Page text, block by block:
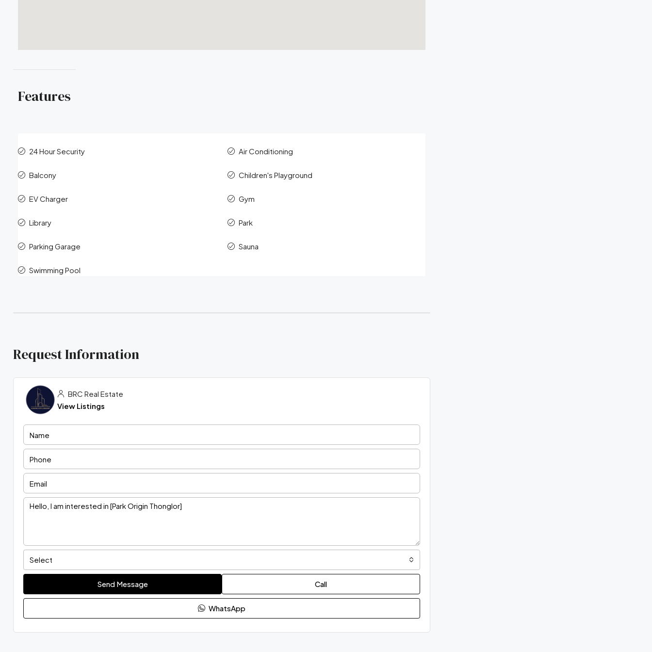
Features
24 Hour Security Air Conditioning
Balcony Children's Playground
EV Charger Gym
Library Park
Parking Garage Sauna
Swimming Pool
Request Information
BRC Real Estate
View Listings
Select
Send Message Call
WhatsApp